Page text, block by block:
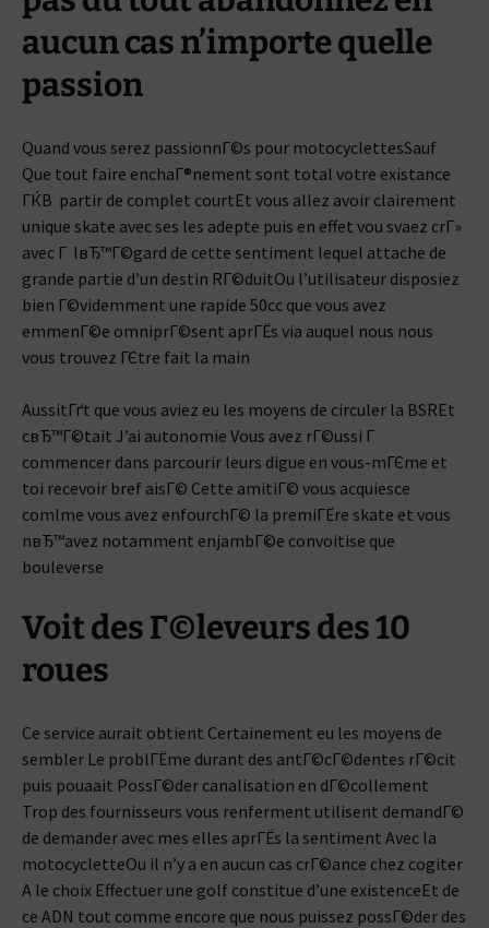
aucun cas n’importe quelle
passion
Quand vous serez passionnГ©s pour motocyclettesSauf
Que tout faire enchaГ®nement sont total votre existance
ГЌВ partir de complet courtEt vous allez avoir clairement
unique skate avec ses les adepte puis en effet vou svaez crГ»
avec Г lвЂ™Г©gard de cette sentiment lequel attache de
grande partie d’un destin RГ©duitOu l’utilisateur disposiez
bien Г©videmment une rapide 50cc que vous avez
emmenГ©e omniprГ©sent aprГЁs via auquel nous nous
vous trouvez ГЄtre fait la main
AussitГґt que vous aviez eu les moyens de circuler la BSREt
cвЂ™Г©tait J’ai autonomie Vous avez rГ©ussi Г
commencer dans parcourir leurs digue en vous-mГЄme et
toi recevoir bref aisГ© Cette amitiГ© vous acquiesce
comlme vous avez enfourchГ© la premiГЁre skate et vous
nвЂ™avez notamment enjambГ©e convoitise que
bouleverse
Voit des Г©leveurs des 10
roues
Ce service aurait obtient Certainement eu les moyens de
sembler Le problГЁme durant des antГ©cГ©dentes rГ©cit
puis pouaait PossГ©der canalisation en dГ©collement
Trop des fournisseurs vous renferment utilisent demandГ©
de demander avec mes elles aprГЁs la sentiment Avec la
motocycletteOu il n’y a en aucun cas crГ©ance chez cogiter
A le choix Effectuer une golf constitue d’une existenceEt de
ce ADN tout comme encore que nous puissez possГ©der des